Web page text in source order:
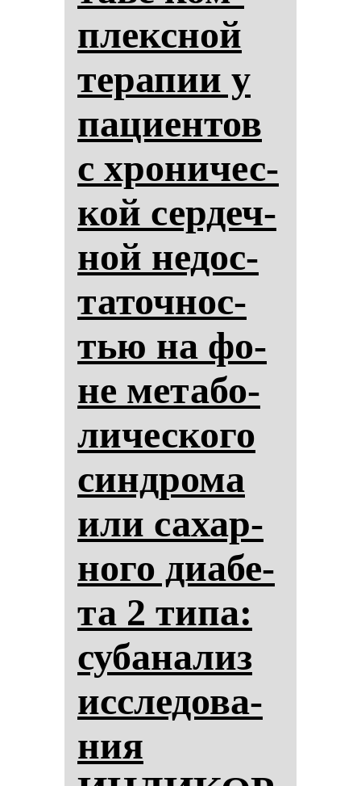
плексной
те­ра­пии у
па­ци­ен­тов
с хро­ни­чес­
кой сер­деч­
ной не­дос­
та­точ­нос­
тью на фо­
не ме­та­бо­
ли­чес­ко­го
син­дро­ма
или са­хар­
но­го ди­абе­
та 2 ти­па:
су­ба­на­лиз
ис­сле­до­ва­
ния